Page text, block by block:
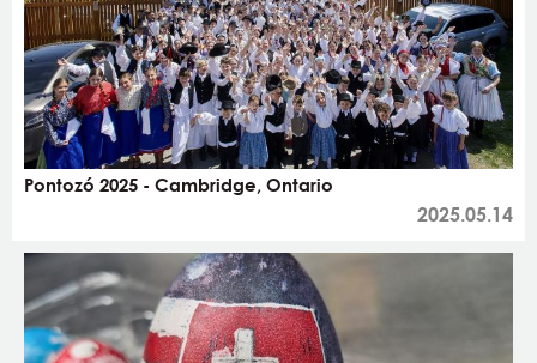
Pontozó 2025 - Cambridge, Ontario
2025.05.14